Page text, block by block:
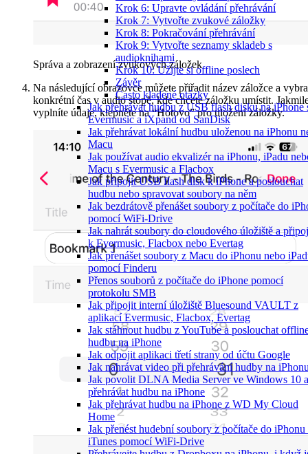
Krok 6: Upravte ovládání přehrávání
Krok 7: Vytvořte zvukové záložky
Krok 8: Pokračování přehrávání
Krok 9: Vytvořte seznamy skladeb s
audioknihami
Krok 10: Užijte si offline poslech
Závěr
Často kladené otázky
Jak přehrávat hudbu z USB flash disku na iPhone
Evermusic a iXpand od SanDisk
Jak přehrávat lokální hudbu uloženou na iPhonu
Macu
Jak používat audio ekvalizér na iPhonu, iPadu
Macu s Evermusic a Flacbox
Jak připojit USB flash disk k iPhone a poslouchat
hudbu nebo spravovat soubory na něm
Jak bezdrátově přenášet soubory z počítače do
pomocí WiFi-Drive
Jak nahrát soubory do cloudového úložiště a
k Evermusic, Flacbox nebo Evertag
Jak přenášet soubory z Macu do iPhonu nebo
pomocí Finderu
Přenos souborů z počítače do iPhone pomocí
protokolu SMB
Jak připojit interní úložiště Bluesound VAULT z
aplikací Evermusic, Flacbox, Evertag
Jak stáhnout hudbu z YouTube a poslouchat
hudbu na iPhone
Jak odpojit aplikaci třetí strany od účtu Google
Jak nahrávat video při přehrávání hudby na
Jak povolit DLNA Media Server ve Windows 10 a
přehrávat hudbu na iPhone
Jak přehrávat hudbu na iPhone z WD My Cloud
Home
Jak přenést hudební soubory z počítače do iPhonu
iTunes pomocí WiFi-Drive
Správa a zobrazení zvukových záložek
Na následující obrazovce můžete přiřadit název záložce a
konkrétní čas v audio stopě, kde chcete záložku umístit.
vyplníte údaje, klepněte na “Hotovo” pro uložení záložky.